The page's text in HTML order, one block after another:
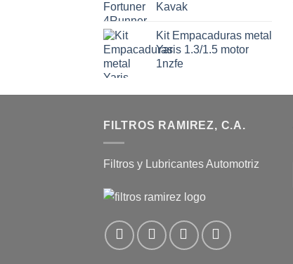
Kavak
Kit Empacaduras metal
Yaris 1.3/1.5 motor
1nzfe
FILTROS RAMIREZ, C.A.
Filtros y Lubricantes Automotriz